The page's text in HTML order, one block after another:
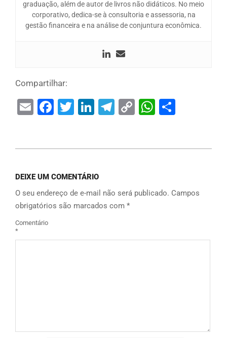
graduação, além de autor de livros não didáticos. No meio
corporativo, dedica-se à consultoria e assessoria, na
gestão financeira e na análise de conjuntura econômica.
Compartilhar:
EmailFacebook
Twitter
LinkedIn
Telegram
Copy
DEIXE UM COMENTÁRIO
O seu endereço de e-mail não será publicado. Campos
obrigatórios são marcados com *
Comentário
*